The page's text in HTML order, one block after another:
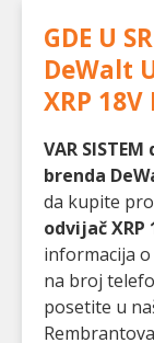
GDE U
DeWalt
XRP
VAR
brenda
da kupite
odvijač XRP
informacija
na broj
posetite u